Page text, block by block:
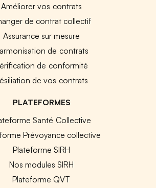
Améliorer vos contrats
de contrat collectif
Assurance sur mesure
de contrats
de conformité
de vos contrats
PLATEFORMES
Santé Collective
Prévoyance collective
Plateforme SIRH
Nos modules SIRH
Plateforme QVT